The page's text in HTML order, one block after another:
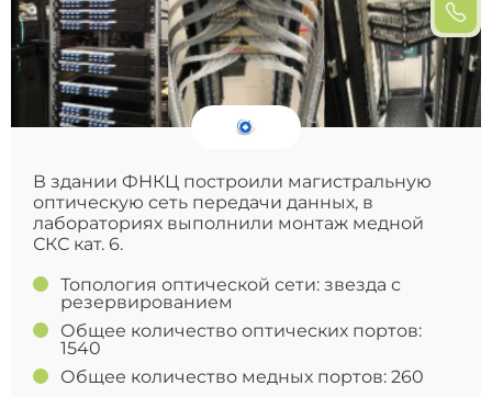
В здании ФНКЦ построили магистральную
оптическую сеть передачи данных, в
лабораториях выполнили монтаж медной
СКС кат. 6.
Топология оптической сети: звезда с
резервированием
Общее количество оптических портов:
1540
Общее количество медных портов: 260